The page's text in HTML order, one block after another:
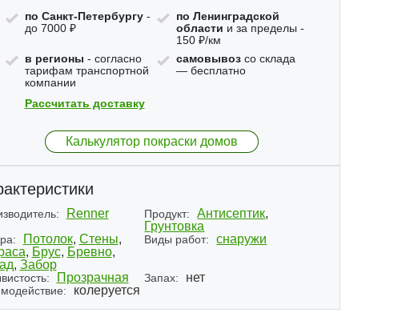
по Санкт-Петербургу-
до 7000 ₽
по Ленинградской
области и за пределы -
150 ₽/км
в регионы - согласно
тарифам транспортной
компании
самовывозсо склада
— бесплатно
Рассчитать доставку
Калькулятор покраски домов
Renner Продукт: Антисептик,
Грунтовка
Потолок, Стены,
, Брус, Бревно,
, Забор
Виды работ: снаружи
Прозрачная Запах: нет
колеруется